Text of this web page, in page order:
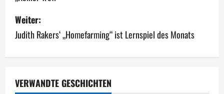
t
r
g
Weiter:
Judith Rakers‘ „Homefarming“ ist Lernspiel des Monats
VERWANDTE GESCHICHTEN